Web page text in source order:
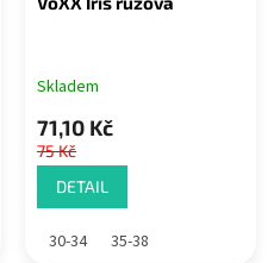
Skladem
71,10 Kč
75 Kč
DETAIL
30-34 35-38